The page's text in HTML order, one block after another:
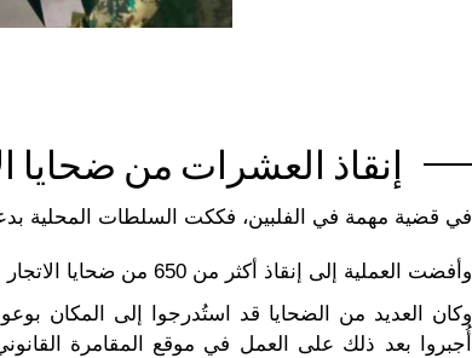
إنقاذ العشرات من ضحايا
في قضية مهمة في الفلبين، فككت السلطات المحلية
وأفضت العملية إلى إنقاذ أكثر من 650 من ضحايا الاتجار بالبشر منهم حوالي 400 فلبيني وأكثر من 250 مواطنا من ستة بلدان مختلفة.
وكان العديد من الضحايا قد استُدرجوا إلى المكان
أُجبروا بعد ذلك على العمل في موقع المقامرة